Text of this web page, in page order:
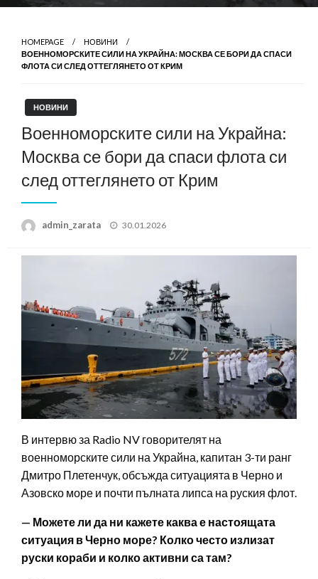
HOMEPAGE
НОВИНИ
ВОЕННОМОРСКИТЕ СИЛИ НА УКРАЙНА: МОСКВА СЕ БОРИ ДА СПАСИ
ФЛОТА СИ СЛЕД ОТТЕГЛЯНЕТО ОТ КРИМ
НОВИНИ
Военноморските сили на Украйна:
Москва се бори да спаси флота си
след оттеглянето от Крим
admin_zarata
Posted
30.01.2026
В интервю за Radio NV говорителят на
военноморските сили на Украйна, капитан 3-ти ранг
Дмитро Плетенчук, обсъжда ситуацията в Черно и
Азовско море и почти пълната липса на руския флот.
— Можете ли да ни кажете каква е настоящата
ситуация в Черно море? Колко често излизат
руски кораби и колко активни са там?